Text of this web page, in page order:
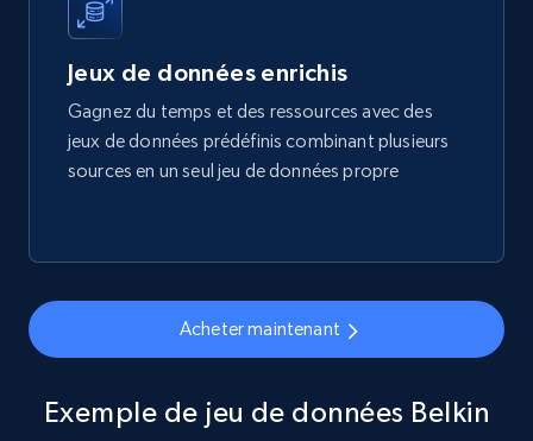
1.7K+
Amazon products search
1.6K+ 181+ Buy Now
Jeux de données enrichis
Gagnez du temps et des ressources avec des
jeux de données prédéfinis combinant plusieurs
sources en un seul jeu de données propre
Acheter maintenant
Exemple de jeu de données Belkin